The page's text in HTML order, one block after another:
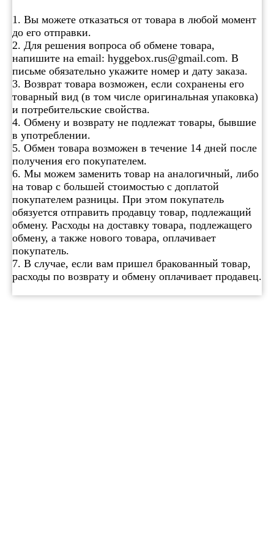
1. Вы можете отказаться от товара в любой момент
до его отправки.
2. Для решения вопроса об обмене товара,
напишите на email: hyggebox.rus@gmail.com. В
письме обязательно укажите номер и дату заказа.
3. Возврат товара возможен, если сохранены его
товарный вид (в том числе оригинальная упаковка)
и потребительские свойства.
4. Обмену и возврату не подлежат товары, бывшие
в употреблении.
5. Обмен товара возможен в течение 14 дней после
получения его покупателем.
6. Мы можем заменить товар на аналогичный, либо
на товар с большей стоимостью с доплатой
покупателем разницы. При этом покупатель
обязуется отправить продавцу товар, подлежащий
обмену. Расходы на доставку товара, подлежащего
обмену, а также нового товара, оплачивает
покупатель.
7. В случае, если вам пришел бракованный товар,
расходы по возврату и обмену оплачивает продавец.